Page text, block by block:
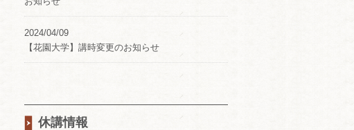
2024/04/09
【花園大学】講時変更のお知らせ
休講情報